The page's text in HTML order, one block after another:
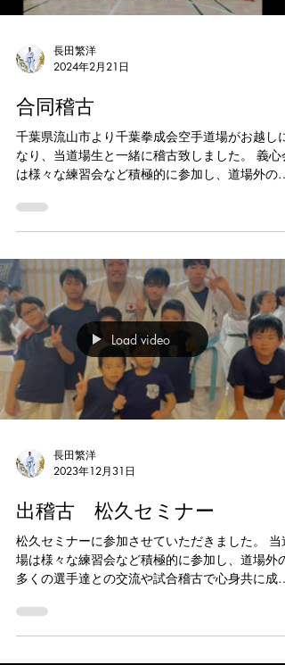
長田繁洋
2024年2月21日
合同稽古
千葉県流山市より千葉拳成会空手道場がお越しに
なり、当道場生と一緒に稽古致しました。 義心会
は様々な練習会など積極的に参加し、道場外の多
る環境作りにも力を入れております。 道場生募集
中です。 お気軽に問い合わせ下さい。...
Load video
長田繁洋
2023年12月31日
出稽古 松久セミナー
松久セミナーに参加させていただきました。 当道
場は様々な練習会など積極的に参加し、道場外の
多くの選手達との交流や試合稽古で心身共に成長
久先生、主催の肥沼先生、ご協力された先生方あ
りがとうございました。 義心会は道場生募集中で